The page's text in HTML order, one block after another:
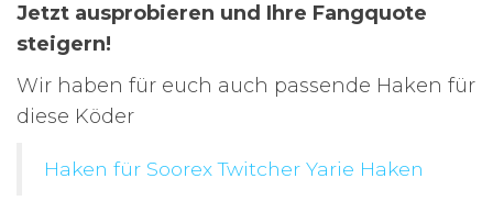
Jetzt ausprobieren und Ihre Fangquote
steigern!
Wir haben für euch auch passende Haken für
diese Köder
Haken für Soorex Twitcher Yarie Haken